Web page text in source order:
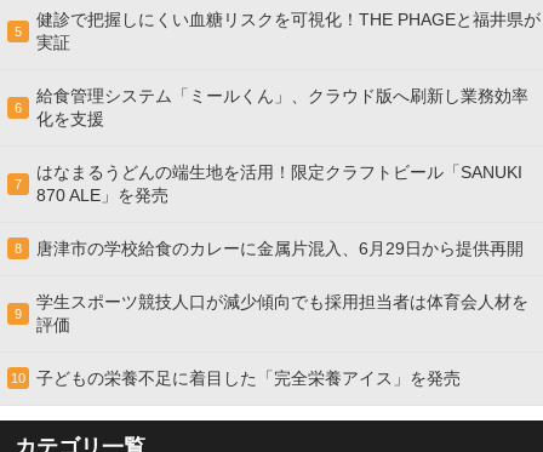
5
健診で把握しにくい血糖リスクを可視化！THE PHAGEと福井県が
実証
6
給食管理システム「ミールくん」、クラウド版へ刷新し業務効率
化を支援
7
はなまるうどんの端生地を活用！限定クラフトビール「SANUKI
870 ALE」を発売
8 唐津市の学校給食のカレーに金属片混入、6月29日から提供再開
9
学生スポーツ競技人口が減少傾向でも採用担当者は体育会人材を
評価
10 子どもの栄養不足に着目した「完全栄養アイス」を発売
カテゴリ一覧